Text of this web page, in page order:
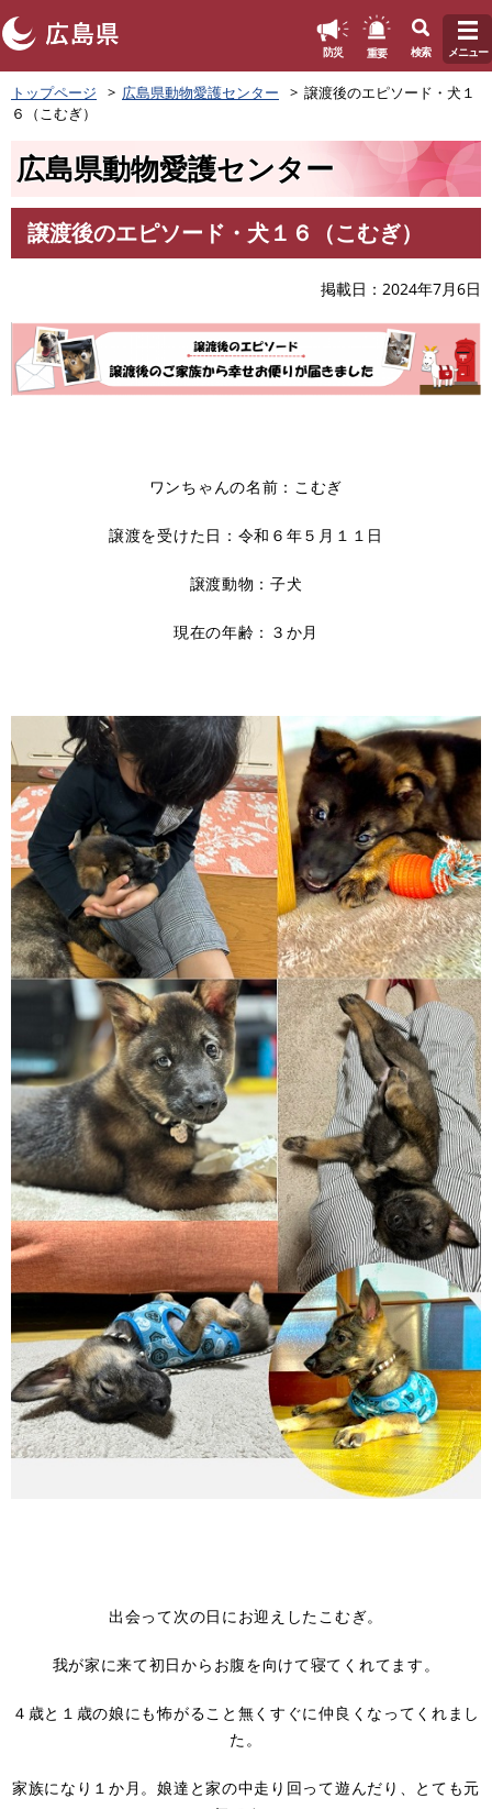
ペ
ー
ジ
。
防災 重要 検索 メニュー
トップページ 広島県動物愛護センター
譲渡後のエピソード・犬１
６（こむぎ）
広島県動物愛護センター
文
譲渡後のエピソード・犬１６（こむぎ）
掲載日 2024年7月6日
ワンちゃんの名前：こむぎ
譲渡を受けた日：令和６年５月１１日
譲渡動物：子犬
現在の年齢：３か月
出会って次の日にお迎えしたこむぎ。
我が家に来て初日からお腹を向けて寝てくれてます。
４歳と１歳の娘にも怖がること無くすぐに仲良くなってくれまし
た。
家族になり１か月。娘達と家の中走り回って遊んだり、とても元